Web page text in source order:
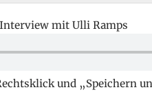
mit Ulli Ramps
und „Speichern